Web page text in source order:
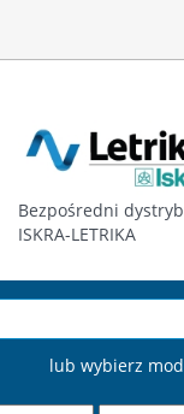
Bezpośredni
ISKRA-LETRIKA
lub wybierz